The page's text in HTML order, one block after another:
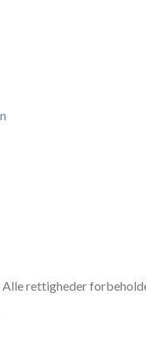
rettigheder